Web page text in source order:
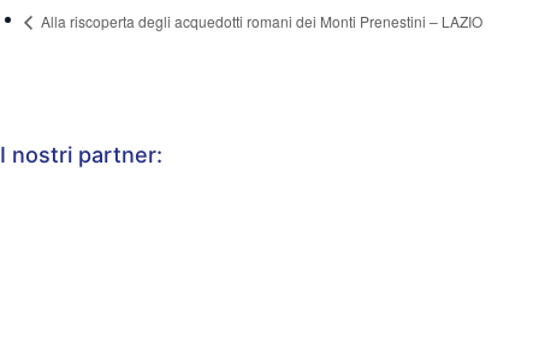
Alla riscoperta degli acquedotti romani dei Monti Prenestini – LAZIO
I nostri partner: